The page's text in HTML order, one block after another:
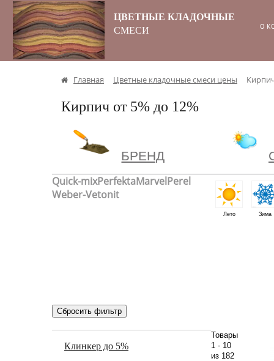
ЦВЕТНЫЕ КЛАДОЧНЫЕ
СМЕСИ
О
Главная Цветные кладочные смеси цены
Кирпич от 5% до 12%
БРЕНД
Quick-mixPerfektaMarvelPerel
Weber-Vetonit
Лето Зима
Клинкер до 5%
Товары
1 - 10
из 182